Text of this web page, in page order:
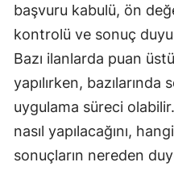
başvuru kabulü, ön
kontrolü ve sonuç
Bazı ilanlarda puan
yapılırken,
uygulama süreci
nasıl yapılacağını,
sonuçların nereden